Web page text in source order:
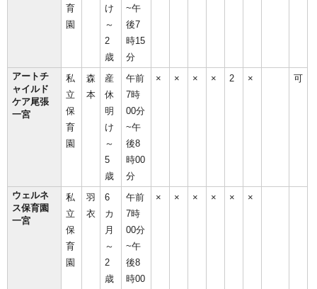
育
園
け
～
2
歳
~午
後7
時15
分
アートチ
ャイルド
ケア尾張
一宮
私
立
保
育
園
森
本
産
休
明
け
～
5
歳
午前
7時
00分
~午
後8
時00
分
× × × × 2 × 可
ウェルネ
ス保育園
一宮
私
立
保
育
園
羽
衣
6
カ
月
～
2
歳
午前
7時
00分
~午
後8
時00
× × × × × ×